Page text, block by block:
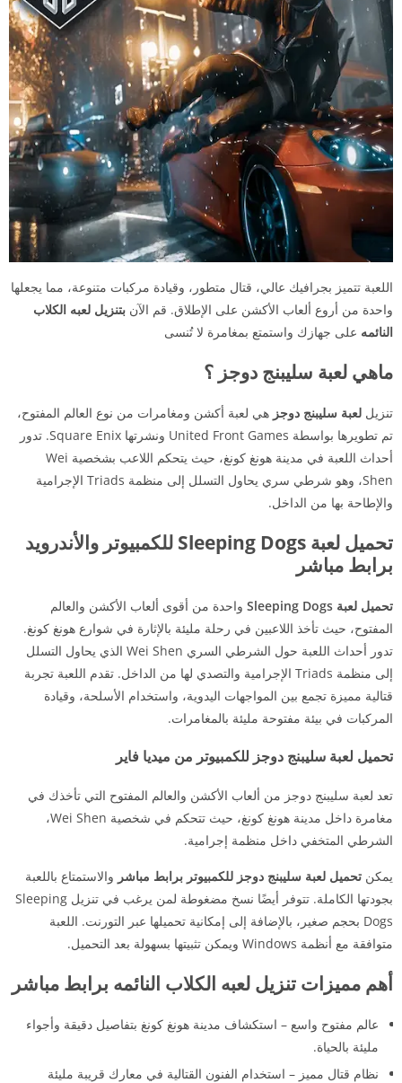
اللعبة تتميز بجرافيك عالي، قتال متطور، وقيادة مركبات متنوعة، مما يجعلها
واحدة من أروع ألعاب الأكشن على الإطلاق. قم الآن بتنزيل لعبه الكلاب
النائمه على جهازك واستمتع بمغامرة لا تُنسى
ماهي لعبة سليبنج دوجز ؟
تنزيل لعبة سليبنج دوجز هي لعبة أكشن ومغامرات من نوع العالم المفتوح،
تم تطويرها بواسطة United Front Games ونشرتها Square Enix. تدور
أحداث اللعبة في مدينة هونغ كونغ، حيث يتحكم اللاعب بشخصية Wei
Shen، وهو شرطي سري يحاول التسلل إلى منظمة Triads الإجرامية
والإطاحة بها من الداخل.
تحميل لعبة Sleeping Dogs للكمبيوتر والأندرويد
برابط مباشر
تحميل لعبة Sleeping Dogs
واحدة من أقوى ألعاب الأكشن والعالم
المفتوح، حيث تأخذ اللاعبين في رحلة مليئة بالإثارة في شوارع هونغ كونغ.
تدور أحداث اللعبة حول الشرطي السري Wei Shen الذي يحاول التسلل
إلى منظمة Triads الإجرامية والتصدي لها من الداخل. تقدم اللعبة تجربة
قتالية مميزة تجمع بين المواجهات اليدوية، واستخدام الأسلحة، وقيادة
المركبات في بيئة مفتوحة مليئة بالمغامرات.
تحميل لعبة سليبنج دوجز للكمبيوتر من ميديا فاير
تعد لعبة سليبنج دوجز من ألعاب الأكشن والعالم المفتوح التي تأخذك في
مغامرة داخل مدينة هونغ كونغ، حيث تتحكم في شخصية Wei Shen،
الشرطي المتخفي داخل منظمة إجرامية.
يمكن تحميل لعبة سليبنج دوجز للكمبيوتر برابط مباشر والاستمتاع باللعبة
بجودتها الكاملة. تتوفر أيضًا نسخ مضغوطة لمن يرغب في تنزيل Sleeping
Dogs بحجم صغير، بالإضافة إلى إمكانية تحميلها عبر التورنت. اللعبة
متوافقة مع أنظمة Windows ويمكن تثبيتها بسهولة بعد التحميل.
أهم مميزات تنزيل لعبه الكلاب النائمه برابط مباشر
عالم مفتوح واسع – استكشاف مدينة هونغ كونغ بتفاصيل دقيقة وأجواء
مليئة بالحياة.
نظام قتال مميز – استخدام الفنون القتالية في معارك قريبة مليئة